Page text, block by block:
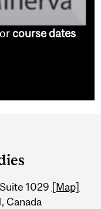
course dates
1029 [Map]
Canada